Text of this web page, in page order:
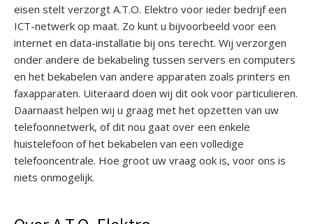
eisen stelt verzorgt A.T.O. Elektro voor ieder bedrijf een
ICT-netwerk op maat. Zo kunt u bijvoorbeeld voor een
internet en data-installatie bij ons terecht. Wij verzorgen
onder andere de bekabeling tussen servers en computers
en het bekabelen van andere apparaten zoals printers en
faxapparaten. Uiteraard doen wij dit ook voor particulieren.
Daarnaast helpen wij u graag met het opzetten van uw
telefoonnetwerk, of dit nou gaat over een enkele
huistelefoon of het bekabelen van een volledige
telefooncentrale. Hoe groot uw vraag ook is, voor ons is
niets onmogelijk.